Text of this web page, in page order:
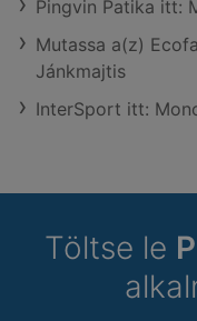
Pingvin Patika itt:
Mutassa a(z)
Jánkmajtis
InterSport itt:
Töltse le